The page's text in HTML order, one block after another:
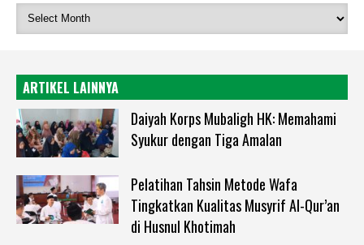
ARTIKEL LAINNYA
Daiyah Korps Mubaligh HK: Memahami
Syukur dengan Tiga Amalan
Pelatihan Tahsin Metode Wafa
Tingkatkan Kualitas Musyrif Al-Qur’an
di Husnul Khotimah